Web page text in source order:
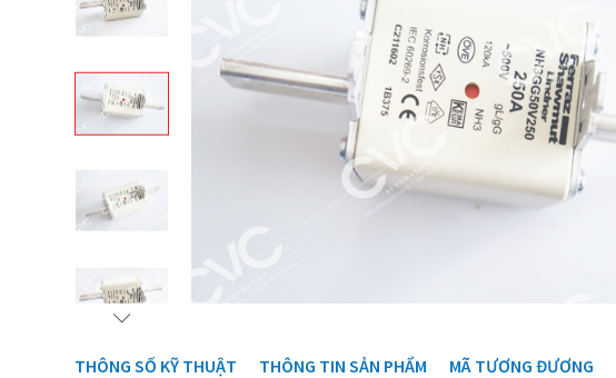
THÔNG SỐ KỸ THUẬT THÔNG TIN SẢN PHẨM MÃ TƯƠNG ĐƯƠNG